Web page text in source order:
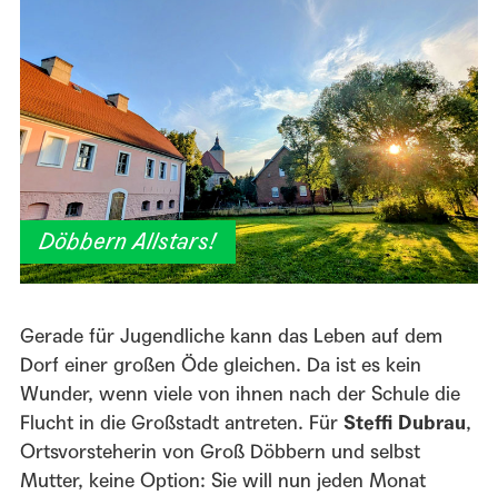
Döbbern Allstars!
Gerade für Jugendliche kann das Leben auf dem
Dorf einer großen Öde gleichen. Da ist es kein
Wunder, wenn viele von ihnen nach der Schule die
Flucht in die Großstadt antreten. Für Steffi Dubrau,
Ortsvorsteherin von Groß Döbbern und selbst
Mutter, keine Option: Sie will nun jeden Monat